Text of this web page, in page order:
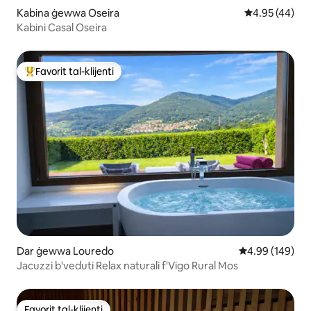
Kabina ġewwa Oseira Rating
4.95 (44)
Kabini Casal Oseira
Wieħed mill-aqwa favoriti tal-klijenti
Favorit tal-klijenti
Dar ġewwa Louredo Rating medju
4.99 (149)
Jacuzzi b'veduti Relax naturali f'Vigo Rural Mos